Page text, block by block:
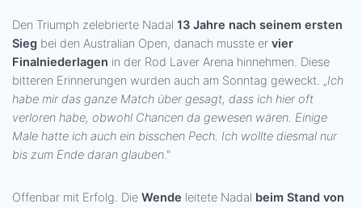
Den Triumph zelebrierte Nadal 13 Jahre nach seinem ersten
Sieg bei den Australian Open, danach musste er vier
Finalniederlagen in der Rod Laver Arena hinnehmen. Diese
bitteren Erinnerungen wurden auch am Sonntag geweckt. „Ich
habe mir das ganze Match über gesagt, dass ich hier oft
verloren habe, obwohl Chancen da gewesen wären. Einige
Male hatte ich auch ein bisschen Pech. Ich wollte diesmal nur
bis zum Ende daran glauben."
Offenbar mit Erfolg. Die Wende leitete Nadal beim Stand von